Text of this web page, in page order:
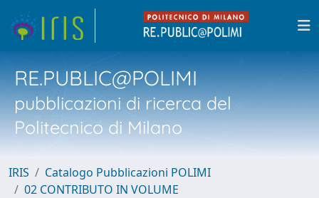
RE.PUBLIC@POLIMI
pubblicazioni di ricerca del
Politecnico di Milano
IRIS
Catalogo Pubblicazioni POLIMI
02 CONTRIBUTO IN VOLUME